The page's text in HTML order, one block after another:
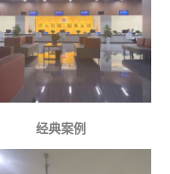
经典案例